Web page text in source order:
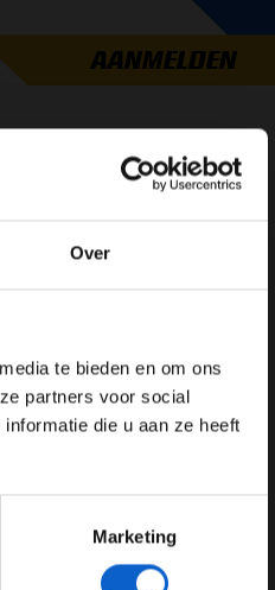
Over
te bieden en om ons
partners voor social
die u aan ze heeft
Marketing
AANMELDEN